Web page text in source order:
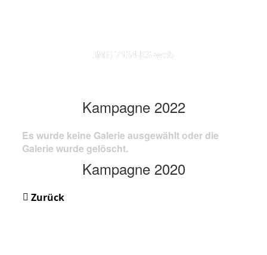
IMG 7134-KS-web
Kampagne 2022
Es wurde keine Galerie ausgewählt oder die
Galerie wurde gelöscht.
Kampagne 2020
Zurück